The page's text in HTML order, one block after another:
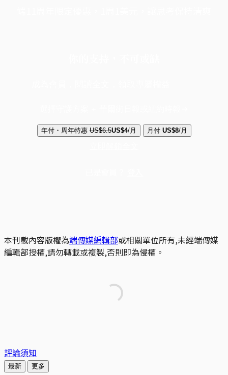
年付・周年特惠 US$6.5US$4/月 月付 US$8/月
本刊載內容版權為端傳媒編輯部或相關單位所有,未經端傳媒
編輯部授權,請勿轉載或複製,否則即為侵權。
評論須知
最新 更多